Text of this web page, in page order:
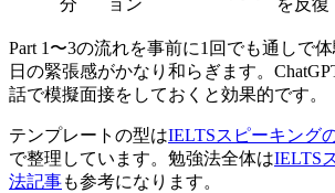
分
ョン
を反復
Part 1〜3の流れを事前に1回でも通しで
日の緊張感がかなり和らぎます。
話で模擬面接をしておくと効果的です。
テンプレートの型はIELTSスピーキング
で整理しています。勉強法全体はIELTS
法記事も参考になります。